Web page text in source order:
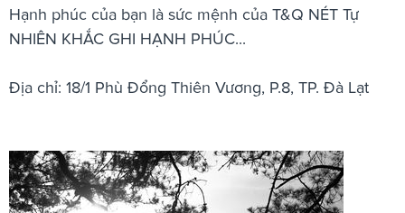
Hạnh phúc của bạn là sức mệnh của T&Q NÉT Tự
NHIÊN KHẮC GHI HẠNH PHÚC...
Địa chỉ: 18/1 Phù Đổng Thiên Vương, P.8, TP. Đà Lạt